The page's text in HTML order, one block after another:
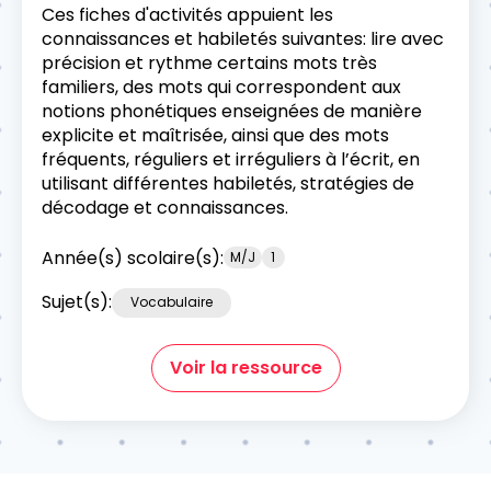
Ces fiches d'activités appuient les
connaissances et habiletés suivantes: lire avec
précision et rythme certains mots très
familiers, des mots qui correspondent aux
notions phonétiques enseignées de manière
explicite et maîtrisée, ainsi que des mots
fréquents, réguliers et irréguliers à l’écrit, en
utilisant différentes habiletés, stratégies de
décodage et connaissances.
Année(s) scolaire(s): M/J 1
Sujet(s): Vocabulaire
Voir la ressource